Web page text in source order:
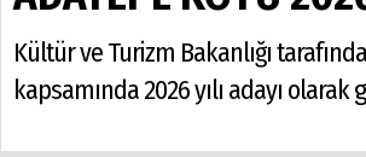
Kültür ve Turizm Bakanlığı
kapsamında 2026 yılı adayı